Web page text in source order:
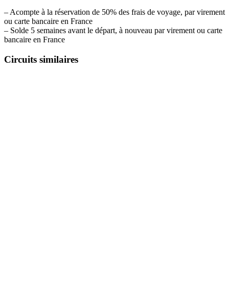
– Acompte à la réservation de 50% des frais de voyage, par virement
ou carte bancaire en France
– Solde 5 semaines avant le départ, à nouveau par virement ou carte
bancaire en France
Circuits similaires